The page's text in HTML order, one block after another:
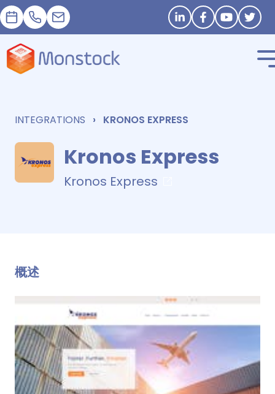
預約 +33 1 83 62 25 41
contact@monstock.net Stay in touch
INTEGRATIONS KRONOS EXPRESS
Kronos Express
Kronos Express
概述